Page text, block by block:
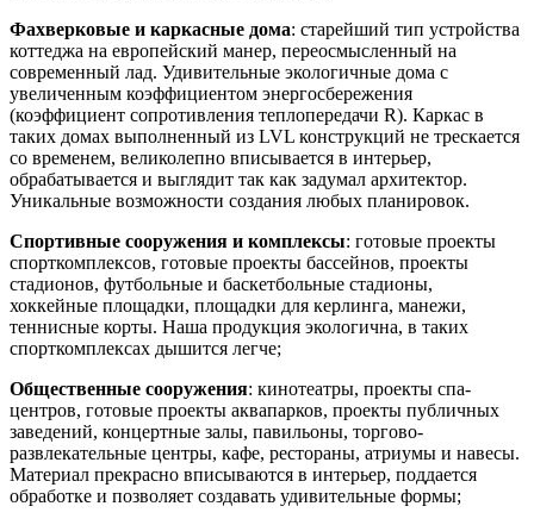
Фахверковые и каркасные дома: старейший тип устройства
коттеджа на европейский манер, переосмысленный на
современный лад. Удивительные экологичные дома с
увеличенным коэффициентом энергосбережения
(коэффициент сопротивления теплопередачи R). Каркас в
таких домах выполненный из LVL конструкций не трескается
со временем, великолепно вписывается в интерьер,
обрабатывается и выглядит так как задумал архитектор.
Уникальные возможности создания любых планировок.
Спортивные сооружения и комплексы: готовые проекты
спорткомплексов, готовые проекты бассейнов, проекты
стадионов, футбольные и баскетбольные стадионы,
хоккейные площадки, площадки для керлинга, манежи,
теннисные корты. Наша продукция экологична, в таких
спорткомплексах дышится легче;
Общественные сооружения: кинотеатры, проекты спа-
центров, готовые проекты аквапарков, проекты публичных
заведений, концертные залы, павильоны, торгово-
развлекательные центры, кафе, рестораны, атриумы и навесы.
Материал прекрасно вписываются в интерьер, поддается
обработке и позволяет создавать удивительные формы;